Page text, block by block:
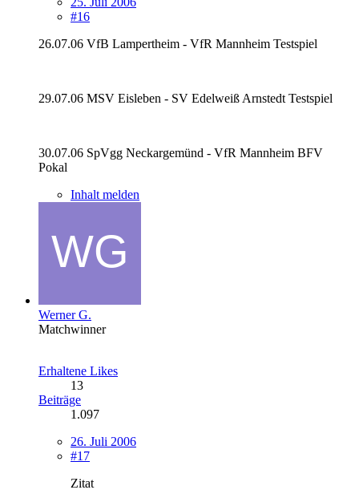
#16
26.07.06 VfB Lampertheim - VfR Mannheim Testspiel
29.07.06 MSV Eisleben - SV Edelweiß Arnstedt Testspiel
30.07.06 SpVgg Neckargemünd - VfR Mannheim BFV
Pokal
Inhalt melden
Werner G.
Matchwinner
Erhaltene Likes
13
Beiträge
1.097
26. Juli 2006
#17
Zitat